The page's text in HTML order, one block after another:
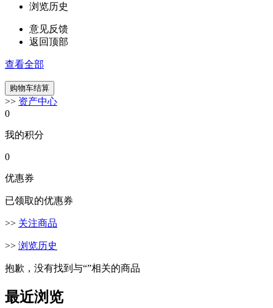
浏览历史
意见反馈
返回顶部
查看全部
>> 资产中心
0
我的积分
0
优惠券
已领取的优惠券
>> 关注商品
>> 浏览历史
抱歉，没有找到与“”相关的商品
最近浏览